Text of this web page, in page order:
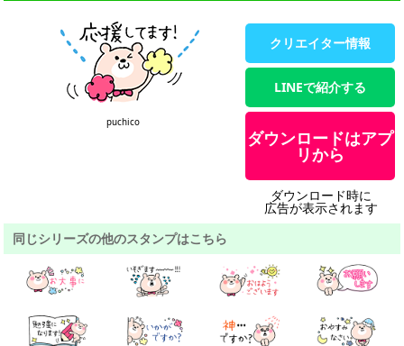
puchico
クリエイター情報
LINEで紹介する
ダウンロードはアプ
リから
ダウンロード時に
広告が表示されます
同じシリーズの他のスタンプはこちら